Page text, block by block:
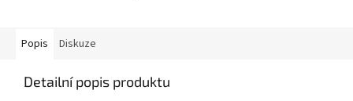
Popis Diskuze
Detailní popis produktu